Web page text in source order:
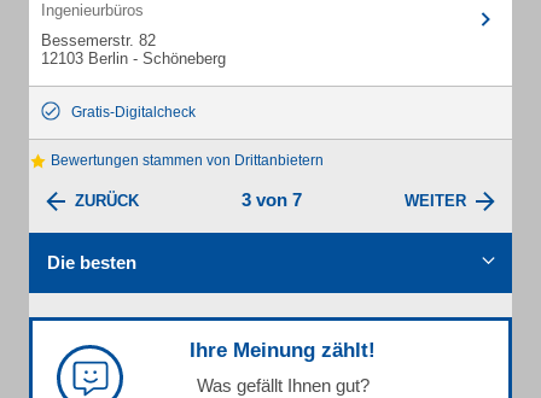
Ingenieurbüros
Bessemerstr. 82
12103 Berlin - Schöneberg
Gratis-Digitalcheck
Bewertungen stammen von Drittanbietern
ZURÜCK 3 von 7 WEITER
Die besten
Ihre Meinung zählt!
Was gefällt Ihnen gut?